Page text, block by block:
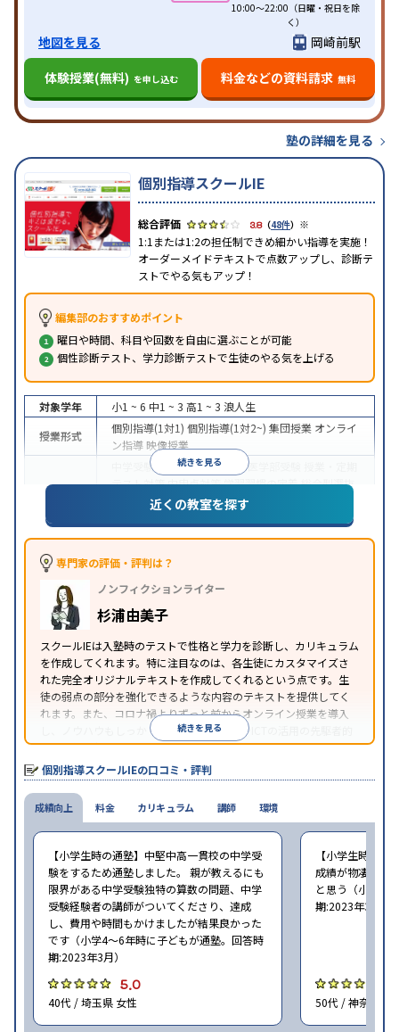
10:00～22:00（日曜・祝日を除
く）
地図を見る
岡崎前駅
体験授業(無料) を申し込む 料金などの資料請求 無料
塾の詳細を見る
個別指導スクールIE
3.8（48件） ※
1:1または1:2の担任制できめ細かい指導を実施！
オーダーメイドテキストで点数アップし、診断テ
ストでやる気もアップ！
編集部のおすすめポイント
曜日や時間、科目や回数を自由に選ぶことが可能
個性診断テスト、学力診断テストで生徒のやる気を上げる
続きを見る
対象学年 小1 ~ 6 中1 ~ 3 高1 ~ 3 浪人生
授業形式
個別指導(1対1) 個別指導(1対2~) 集団授業 オンライ
ン指導 映像授業
中学受験 高校受験大学受験 医学部受験
テスト対策内申点対策学習習慣の定着総合型選抜
(旧AO)対策 推薦入試対策学校別特化対策
中高一貫校生に対応
可能季節講習のみの受講可
※2023年3月調査。小学校高学年の個別指導塾アンケート調査方法
近くの教室を探す
専門家の評価・評判は？
ノンフィクションライター
杉浦由美子
スクールIEは入塾時のテストで性格と学力を診断し、カリキュラム
を作成してくれます。特に注目なのは、各生徒にカスタマイズさ
れた完全オリジナルテキストを作成してくれるという点です。生
徒の弱点の部分を強化できるような内容のテキストを提供してく
れます。また、コロナ禍よりずっと前からオンライン授業を導入
し、ノウハウもしっかりとしています。AIやICTの活用の先駆者的
な個別指導塾です。
続きを見る
個別指導スクールIEの口コミ・評判
成績向上
【小学生時の通塾】中堅中高一貫校の中学受
験をするため通塾しました。 親が教えるにも
限界がある中学受験独特の算数の問題、中学
受験経験者の講師がついてくださり、達成
し、費用や時間もかけましたが結果良かった
です（小学4〜6年時に子どもが通塾。回答時
期:2023年3月）
5.0
40代 / 埼玉県 女性
【小学生時の通
成績が物凄く悪
と思う（小学6
期:2023年3月）
50代 / 神奈川県
料金 カリキュラム 講師 環境